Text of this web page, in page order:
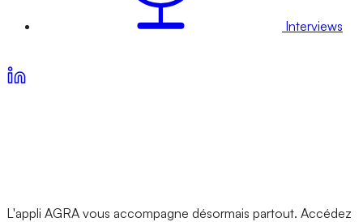
Interviews
L'appli AGRA vous accompagne désormais partout. Accédez